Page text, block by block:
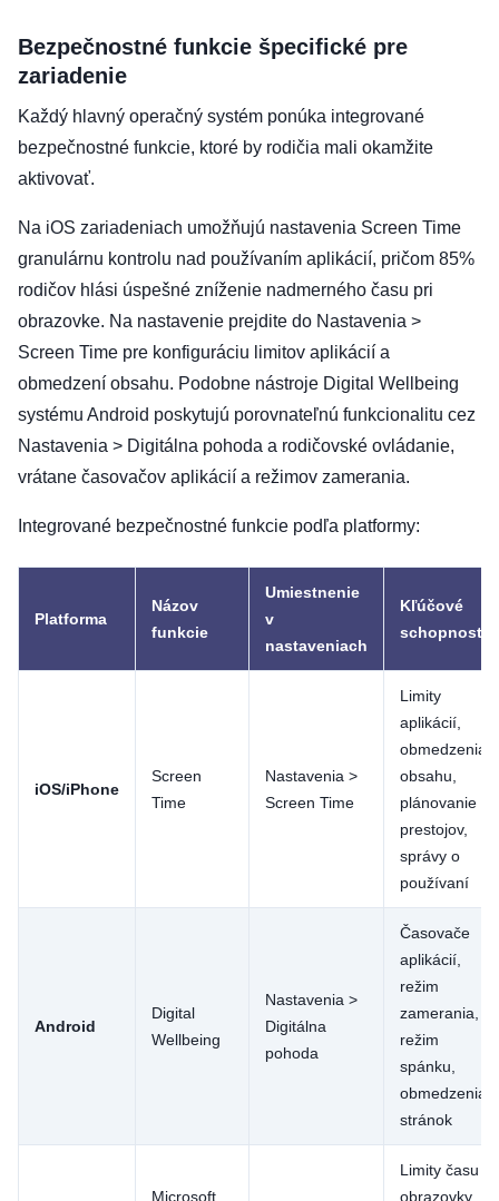
Bezpečnostné funkcie špecifické pre
zariadenie
Každý hlavný operačný systém ponúka integrované
bezpečnostné funkcie, ktoré by rodičia mali okamžite
aktivovať.
Na iOS zariadeniach umožňujú nastavenia Screen Time
granulárnu kontrolu nad používaním aplikácií, pričom 85%
rodičov hlási úspešné zníženie nadmerného času pri
obrazovke. Na nastavenie prejdite do Nastavenia >
Screen Time pre konfiguráciu limitov aplikácií a
obmedzení obsahu. Podobne nástroje Digital Wellbeing
systému Android poskytujú porovnateľnú funkcionalitu cez
Nastavenia > Digitálna pohoda a rodičovské ovládanie,
vrátane časovačov aplikácií a režimov zamerania.
Integrované bezpečnostné funkcie podľa platformy:
Platforma
Názov
funkcie
Umiestnenie
v
nastaveniach
Kľúčové
schopnosti
iOS/iPhone
Screen
Time
Nastavenia >
Screen Time
Limity
aplikácií,
obmedzenia
obsahu,
plánovanie
prestojov,
správy o
používaní
Android
Digital
Wellbeing
Nastavenia >
Digitálna
pohoda
Časovače
aplikácií,
režim
zamerania,
režim
spánku,
obmedzenia
stránok
Microsoft
Limity času
obrazovky,